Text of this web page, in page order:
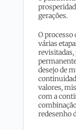
gerações.
O processo
várias
desejo de
valores,
com a
redesenho